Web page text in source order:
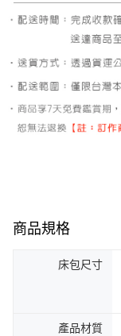
商品規格
床包尺寸
產品材質